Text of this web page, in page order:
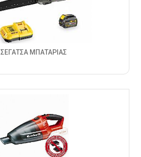
ΣΕΓΑΤΣΑ ΜΠΑΤΑΡΙΑΣ